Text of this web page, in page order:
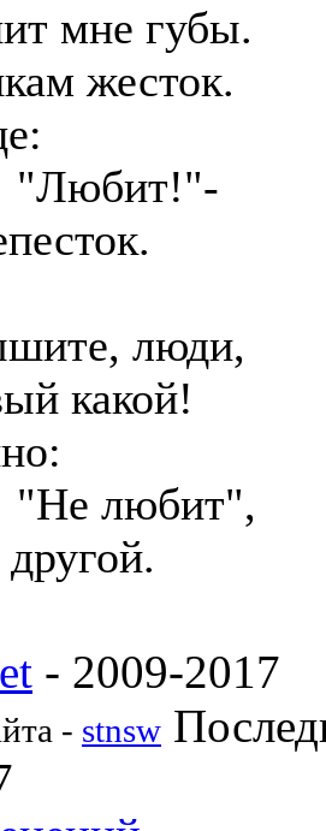
мне губы.
жесток.
люди,
какой!
- 2009-2017
- stnsw